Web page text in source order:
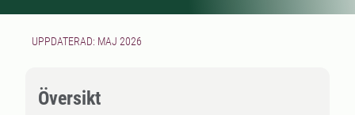
UPPDATERAD: MAJ 2026
Översikt